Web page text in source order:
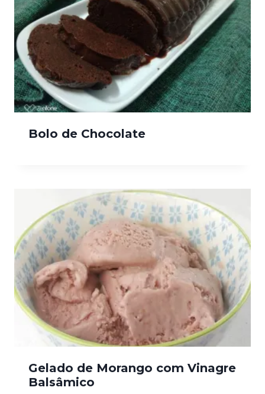
Bolo de Chocolate
Gelado de Morango com Vinagre
Balsâmico